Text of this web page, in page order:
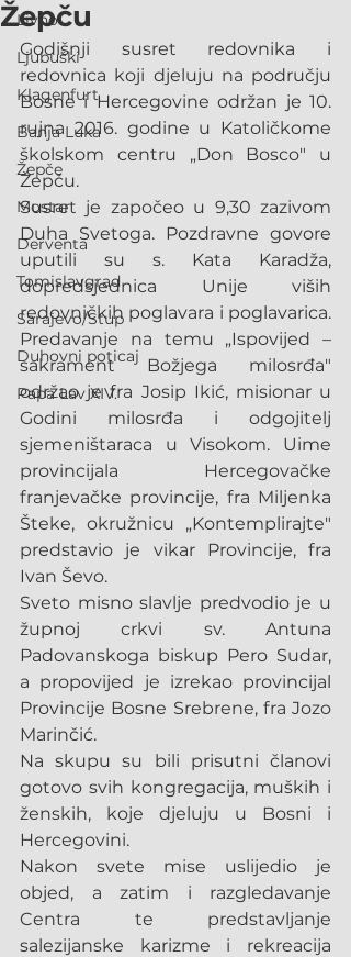
Livno
Ljubuški
Klagenfurt
Banja Luka
Žepče
Mostar
Derventa
Tomislavgrad
Sarajevo/Stup
Duhovni poticaj
Papa Lav XIV.
Žepču
Godišnji susret redovnika i
redovnica koji djeluju na području
Bosne i Hercegovine održan je 10.
rujna 2016. godine u Katoličkome
školskom centru „Don Bosco" u
Žepču.
Susret je započeo u 9,30 zazivom
Duha Svetoga. Pozdravne govore
uputili su s. Kata Karadža,
dopredsjednica Unije viših
redovničkih poglavara i poglavarica.
Predavanje na temu „Ispovijed –
sakrament Božjega milosrđa"
održao je fra Josip Ikić, misionar u
Godini milosrđa i odgojitelj
sjemeništaraca u Visokom. Uime
provincijala Hercegovačke
franjevačke provincije, fra Miljenka
Šteke, okružnicu „Kontemplirajte"
predstavio je vikar Provincije, fra
Ivan Ševo.
Sveto misno slavlje predvodio je u
župnoj crkvi sv. Antuna
Padovanskoga biskup Pero Sudar,
a propovijed je izrekao provincijal
Provincije Bosne Srebrene, fra Jozo
Marinčić.
Na skupu su bili prisutni članovi
gotovo svih kongregacija, muških i
ženskih, koje djeluju u Bosni i
Hercegovini.
Nakon svete mise uslijedio je
objed, a zatim i razgledavanje
Centra te predstavljanje
salezijanske karizme i rekreacija